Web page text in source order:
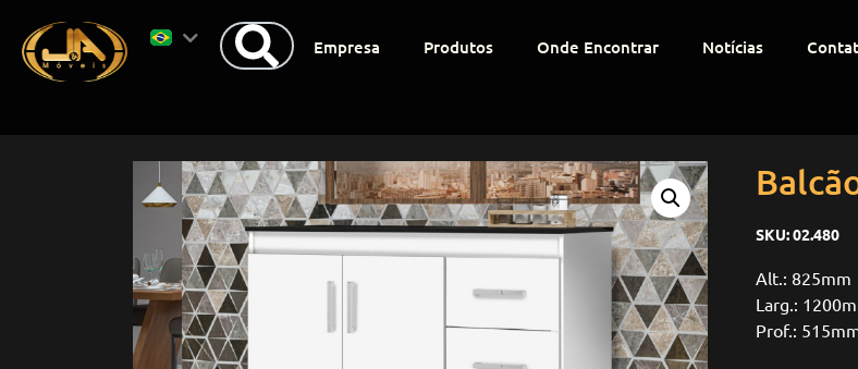
Empresa Produtos Onde Encontrar Notícias
SKU:02.480
Alt.: 825mm
Larg.:
Prof.: